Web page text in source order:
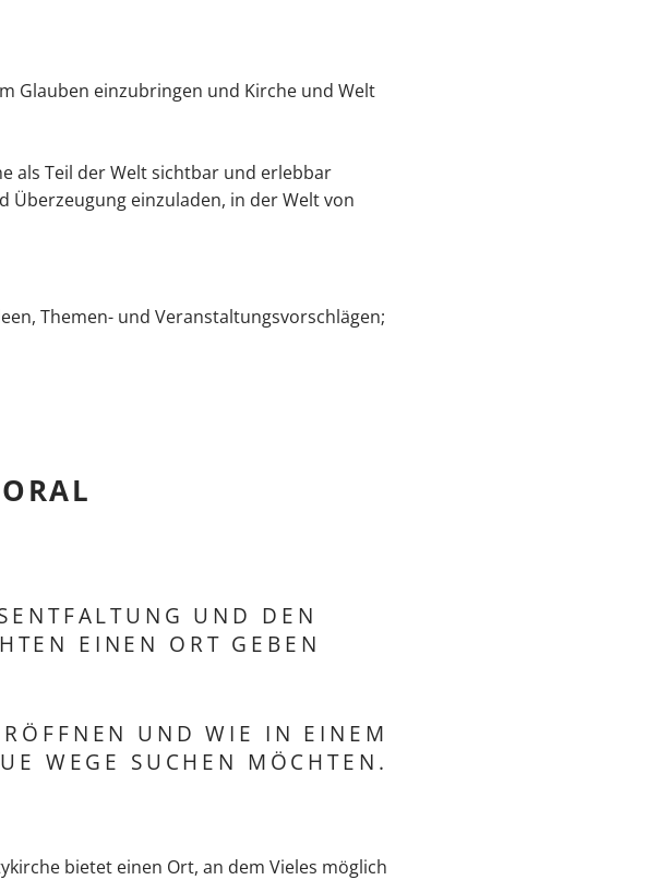
Glauben einzubringen und Kirche und Welt
als Teil der Welt sichtbar und erlebbar
Überzeugung einzuladen, in der Welt von
Themen- und Veranstaltungsvorschlägen;
UND DEN
EINEN ORT GEBEN
UND WIE IN EINEM
WEGE SUCHEN MÖCHTEN.
bietet einen Ort, an dem Vieles möglich